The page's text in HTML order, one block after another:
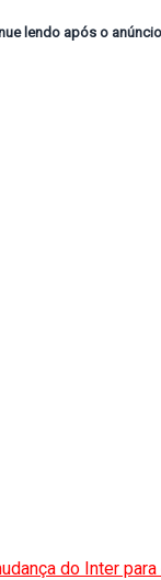
lendo após o anúncio
do Inter